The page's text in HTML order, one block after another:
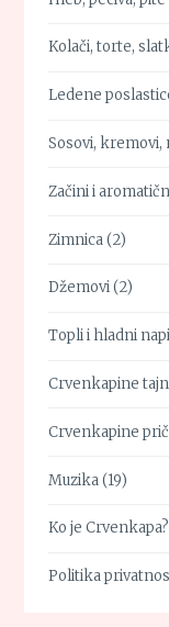
Kolači, torte,
Ledene
Sosovi, kremovi,
Začini i
Zimnica(2)
Džemovi(2)
Topli i hladni
Crvenkapine
Crvenkapine
Muzika(19)
Ko je
Politika